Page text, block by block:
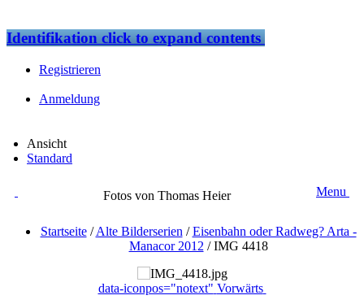
Identifikationclick to expand contents
Registrieren
Anmeldung
Ansicht
Standard
Fotos von Thomas Heier Menu
Startseite/Alte Bilderserien /Eisenbahn oder Radweg? Arta -
Manacor 2012 /IMG 4418
data-iconpos="notext" Vorwärts